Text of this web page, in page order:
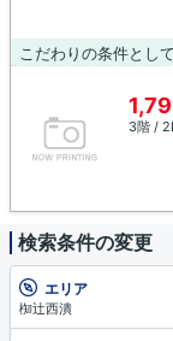
3階 /
検索条件の変更
エリア
椥辻西潰